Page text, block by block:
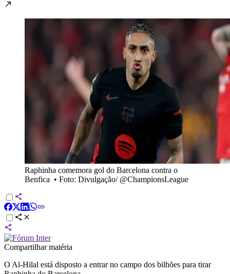
Raphinha comemora gol do Barcelona contra o
Benfica • Foto: Divulgação/ @ChampionsLeague
Compartilhar matéria
O Al-Hilal está disposto a entrar no campo dos bilhões para tirar